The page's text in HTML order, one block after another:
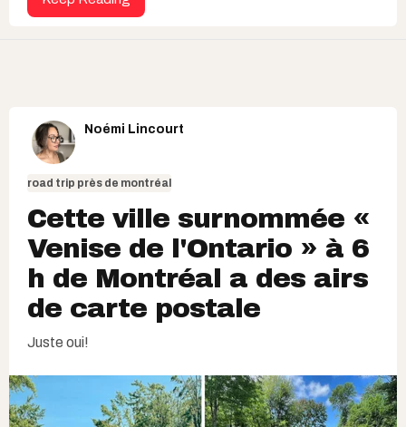
Noémi Lincourt
road trip près de montréal
Cette ville surnommée «
Venise de l'Ontario » à 6
h de Montréal a des airs
de carte postale
Juste oui!